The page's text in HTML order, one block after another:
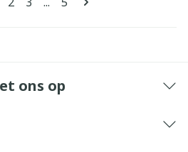
ons op